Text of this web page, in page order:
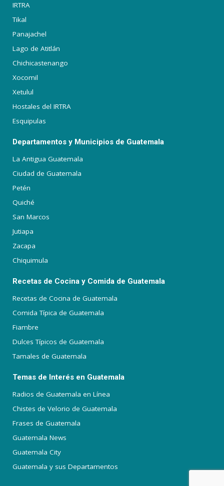
IRTRA
Tikal
Panajachel
Lago de Atitlán
Chichicastenango
Xocomil
Xetulul
Hostales del IRTRA
Esquipulas
Departamentos y Municipios de Guatemala
La Antigua Guatemala
Ciudad de Guatemala
Petén
Quiché
San Marcos
Jutiapa
Zacapa
Chiquimula
Recetas de Cocina y Comida de Guatemala
Recetas de Cocina de Guatemala
Comida Típica de Guatemala
Fiambre
Dulces Típicos de Guatemala
Tamales de Guatemala
Temas de Interés en Guatemala
Radios de Guatemala en Línea
Chistes de Velorio de Guatemala
Frases de Guatemala
Guatemala News
Guatemala City
Guatemala y sus Departamentos